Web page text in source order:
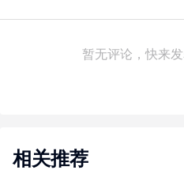
暂无评论，快来
相关推荐